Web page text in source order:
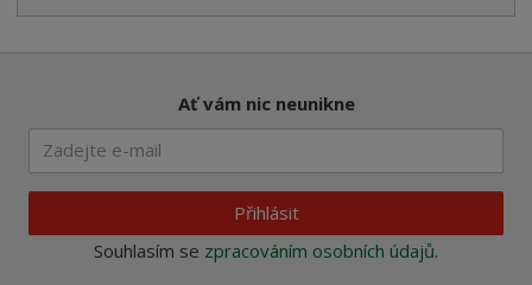
Ať vám nic neunikne
Přihlásit
Souhlasím se zpracováním osobních údajů.